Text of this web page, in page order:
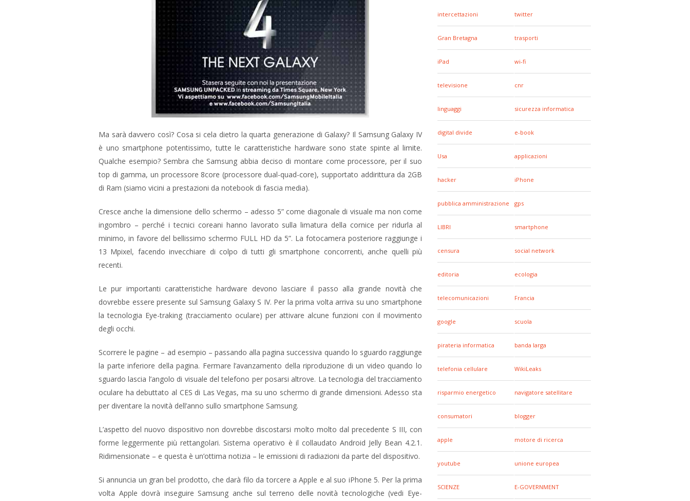
intercettazioni twitter
Gran Bretagna trasporti
iPad wi-fi
televisione cnr
linguaggi sicurezza informatica
digital divide e-book
Usa applicazioni
hacker iPhone
pubblica amministrazione gps
LIBRI smartphone
censura social network
editoria ecologia
telecomunicazioni Francia
google scuola
pirateria informatica banda larga
telefonia cellulare WikiLeaks
risparmio energetico navigatore satellitare
consumatori blogger
apple motore di ricerca
youtube unione europea
SCIENZE E-GOVERNMENT
Ma sarà davvero così? Cosa si cela dietro la quarta generazione di Galaxy? Il Samsung Galaxy IV
è uno smartphone potentissimo, tutte le caratteristiche hardware sono state spinte al limite.
Qualche esempio? Sembra che Samsung abbia deciso di montare come processore, per il suo
top di gamma, un processore 8core (processore dual-quad-core), supportato addirittura da 2GB
di Ram (siamo vicini a prestazioni da notebook di fascia media).
Cresce anche la dimensione dello schermo – adesso 5” come diagonale di visuale ma non come
ingombro – perché i tecnici coreani hanno lavorato sulla limatura della cornice per ridurla al
minimo, in favore del bellissimo schermo FULL HD da 5”. La fotocamera posteriore raggiunge i
13 Mpixel, facendo invecchiare di colpo di tutti gli smartphone concorrenti, anche quelli più
recenti.
Le pur importanti caratteristiche hardware devono lasciare il passo alla grande novità che
dovrebbe essere presente sul Samsung Galaxy S IV. Per la prima volta arriva su uno smartphone
la tecnologia Eye-traking (tracciamento oculare) per attivare alcune funzioni con il movimento
degli occhi.
Scorrere le pagine – ad esempio – passando alla pagina successiva quando lo sguardo raggiunge
la parte inferiore della pagina. Fermare l’avanzamento della riproduzione di un video quando lo
sguardo lascia l’angolo di visuale del telefono per posarsi altrove. La tecnologia del tracciamento
oculare ha debuttato al CES di Las Vegas, ma su uno schermo di grande dimensioni. Adesso sta
per diventare la novità dell’anno sullo smartphone Samsung.
L’aspetto del nuovo dispositivo non dovrebbe discostarsi molto molto dal precedente S III, con
forme leggermente più rettangolari. Sistema operativo è il collaudato Android Jelly Bean 4.2.1.
Ridimensionate – e questa è un’ottima notizia – le emissioni di radiazioni da parte del dispositivo.
Si annuncia un gran bel prodotto, che darà filo da torcere a Apple e al suo iPhone 5. Per la prima
volta Apple dovrà inseguire Samsung anche sul terreno delle novità tecnologiche (vedi Eye-